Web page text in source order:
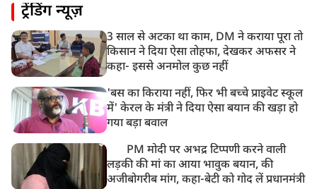
असम बाढ़: 13 जिलों में 15 लाख से ज्यादा लोग प्रभावित, मृतकों
10:21 AM
हिमाचल के चंबा में बड़ा सड़क हादसा, 7 यात्रियों की मौत; 11
घायल
ट्रेंडिंग न्यूज़
3 साल से अटका था काम, DM ने कराया पूरा तो
किसान ने दिया ऐसा तोहफा, देखकर अफसर ने
कहा- इससे अनमोल कुछ नहीं
'बस का किराया नहीं, फिर भी बच्चे प्राइवेट स्कूल
में' केरल के मंत्री ने दिया ऐसा बयान की खड़ा हो
गया बड़ा बवाल
PM मोदी पर अभद्र टिप्पणी करने वाली
लड़की की मां का आया भावुक बयान, की
अजीबोगरीब मांग, कहा-बेटी को गोद लें प्रधानमंत्री